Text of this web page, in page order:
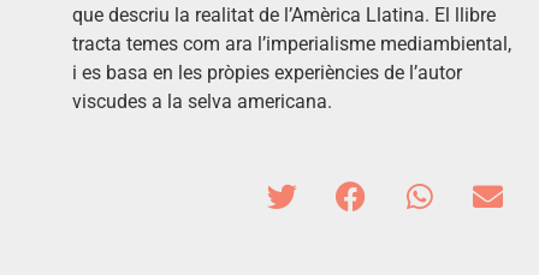
que descriu la realitat de l’Amèrica Llatina. El llibre
tracta temes com ara l’imperialisme mediambiental,
i es basa en les pròpies experiències de l’autor
viscudes a la selva americana.